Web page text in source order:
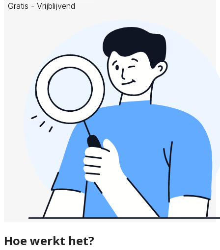
Gratis - Vrijblijvend
Hoe werkt het?